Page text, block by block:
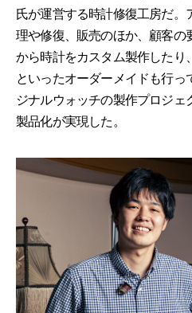
氏が運営する時計修復工房だ。
理や修復、販売のほか、顧客の
から時計をカスタム製作したり
といったオーダーメイドも行っ
ジナルウォッチの製作プロジェ
製品化が実現した。